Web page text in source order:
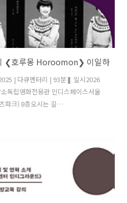
❮호루몽 Horoomon❯ 이일하
| 다큐멘터리 | 93분❚ 일시2026
독립영화전용관 인디스페이스서울
파크) 8층오시는 길
영화 상영 후 관객과의 대화 초
에서 이일하 감독의 ❮호루몽❯을 상
이어지며, 당일 관객분들께 작품 정
료집을 드립니다.독립영화 쇼케이스
루몽: ‘버리는 것’ 이라는 어원을 가
은 쓰레기 내장을 ..